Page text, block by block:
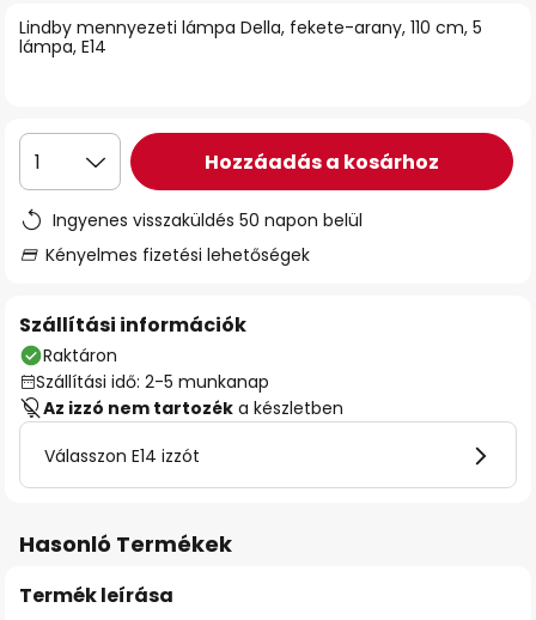
Lindby mennyezeti lámpa Della, fekete-arany, 110 cm, 5
lámpa, E14
1 Hozzáadás a kosárhoz
Ingyenes visszaküldés 50 napon belül
Kényelmes fizetési lehetőségek
Szállítási információk
Raktáron
Szállítási idő: 2-5 munkanap
Az izzó nem tartozék a készletben
Válasszon E14 izzót
Hasonló Termékek
Termék leírása